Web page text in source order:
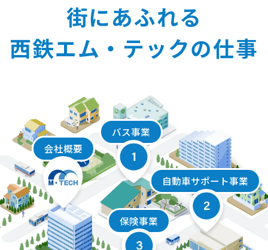
街にあふれる
西鉄エム・テックの仕事
バス事業
自動車サポート事業
保険事業
会社概要